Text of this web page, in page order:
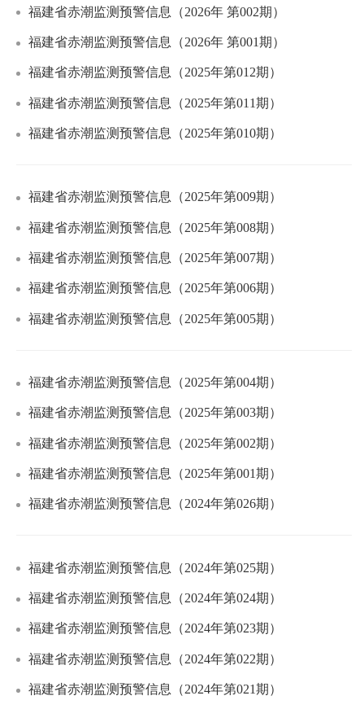
福建省赤潮监测预警信息（2026年 第002期）
福建省赤潮监测预警信息（2026年 第001期）
福建省赤潮监测预警信息（2025年第012期）
福建省赤潮监测预警信息（2025年第011期）
福建省赤潮监测预警信息（2025年第010期）
福建省赤潮监测预警信息（2025年第009期）
福建省赤潮监测预警信息（2025年第008期）
福建省赤潮监测预警信息（2025年第007期）
福建省赤潮监测预警信息（2025年第006期）
福建省赤潮监测预警信息（2025年第005期）
福建省赤潮监测预警信息（2025年第004期）
福建省赤潮监测预警信息（2025年第003期）
福建省赤潮监测预警信息（2025年第002期）
福建省赤潮监测预警信息（2025年第001期）
福建省赤潮监测预警信息（2024年第026期）
福建省赤潮监测预警信息（2024年第025期）
福建省赤潮监测预警信息（2024年第024期）
福建省赤潮监测预警信息（2024年第023期）
福建省赤潮监测预警信息（2024年第022期）
福建省赤潮监测预警信息（2024年第021期）